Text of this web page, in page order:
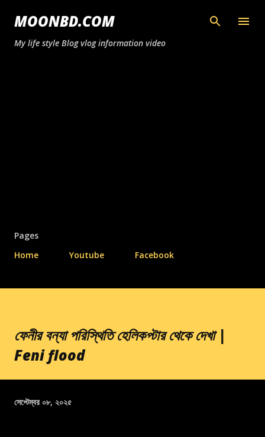
সরাসরি প্রধান সামগ্রীতে চলে যান
MOONBD.COM
My life style Blog vlog information video
Pages
Home
Youtube Facebook
ফেনীর বন্যা পরিস্থিতি হেলিকপ্টার থেকে দেখা |
Feni flood
সেপ্টেম্বর ০৮, ২০২৫